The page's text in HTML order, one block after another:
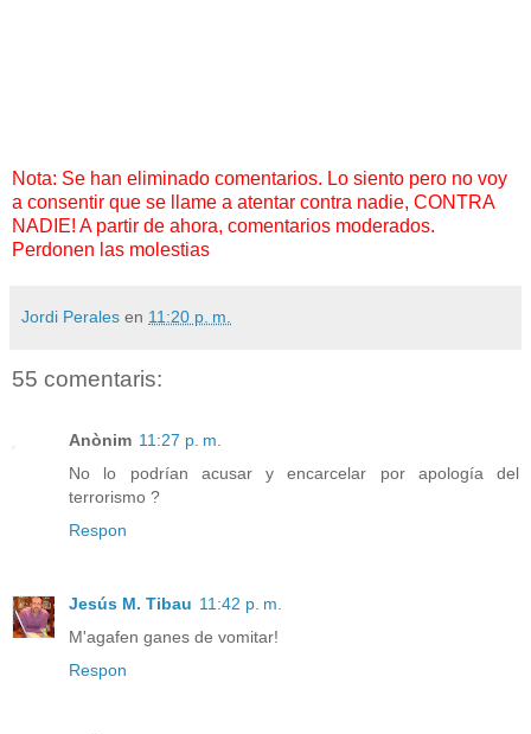
Nota: Se han eliminado comentarios. Lo siento pero no voy
a consentir que se llame a atentar contra nadie, CONTRA
NADIE! A partir de ahora, comentarios moderados.
Perdonen las molestias
Jordi Perales en 11:20 p. m.
55 comentaris:
Anònim 11:27 p. m.
No lo podrían acusar y encarcelar por apología del
terrorismo ?
Respon
Jesús M. Tibau 11:42 p. m.
M'agafen ganes de vomitar!
Respon